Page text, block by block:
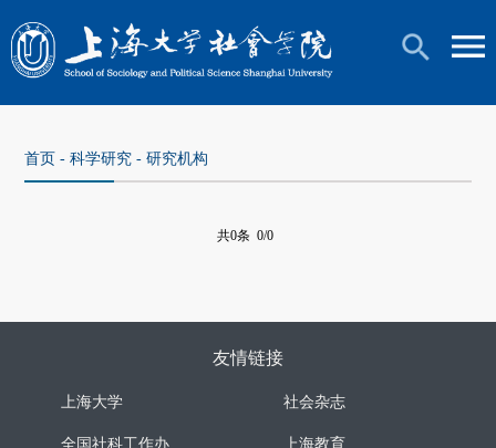
首页 -科学研究 -研究机构
共0条 0/0
友情链接
上海大学 社会杂志
全国社科工作办 上海教育